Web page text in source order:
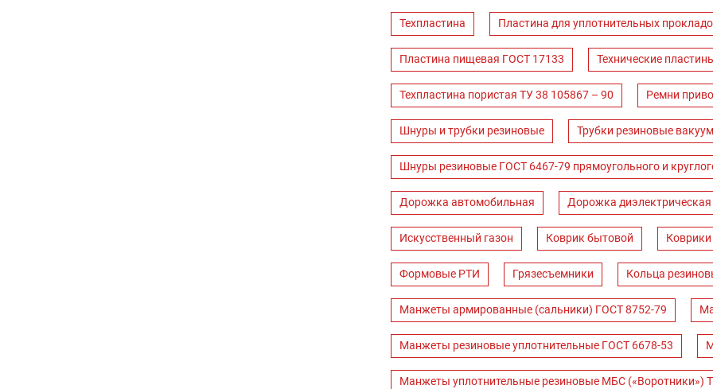
Техпластина Пластина для уплотнительных
Пластина пищевая ГОСТ 17133 Технические
Техпластина пористая ТУ 38 105867 – 90 Ремни
Шнуры и трубки резиновые Трубки резиновые
Шнуры резиновые ГОСТ 6467-79 прямоугольного и
Дорожка автомобильная Дорожка диэлектрическая
Искусственный газон Коврик бытовой Коврики
Формовые РТИ Грязесъемники Кольца
Манжеты армированные (сальники) ГОСТ 8752-79
Манжеты резиновые уплотнительные ГОСТ 6678-53
Манжеты уплотнительные резиновые МБС («Воротники»)